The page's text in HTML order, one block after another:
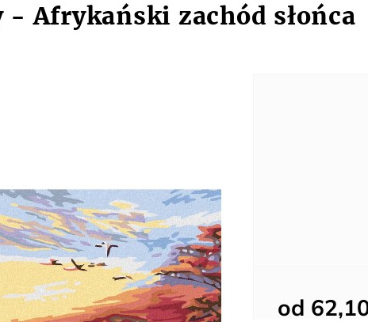
Afrykański zachód słońca
od